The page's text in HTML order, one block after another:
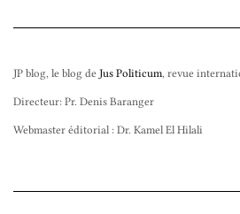
JP blog, le blog de Jus Politicum , revue
Directeur: Pr. Denis Baranger
Webmaster éditorial : Dr. Kamel El Hilali